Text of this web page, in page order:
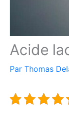
Acide
Par Thomas